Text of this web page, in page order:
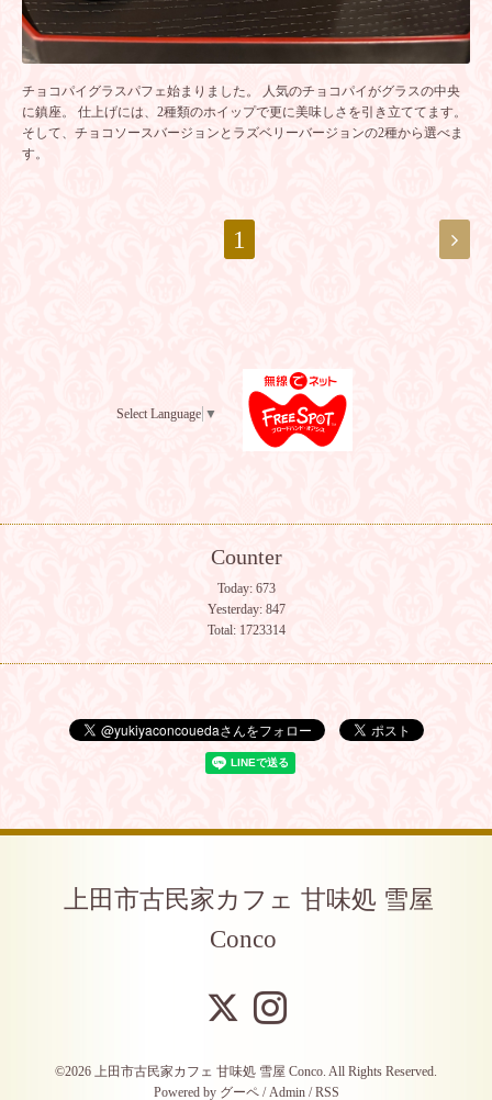
チョコパイグラスパフェ始まりました。 人気のチョコパイがグラスの中央
に鎮座。 仕上げには、2種類のホイップで更に美味しさを引き立ててます。
そして、チョコソースバージョンとラズベリーバージョンの2種から選べま
す。
1
Select Language ▼
Counter
Today: 673
Yesterday: 847
Total: 1723314
上田市古民家カフェ 甘味処 雪屋
Conco
©2026 上田市古民家カフェ 甘味処 雪屋 Conco. All Rights Reserved.
Powered by グーペ/Admin /RSS